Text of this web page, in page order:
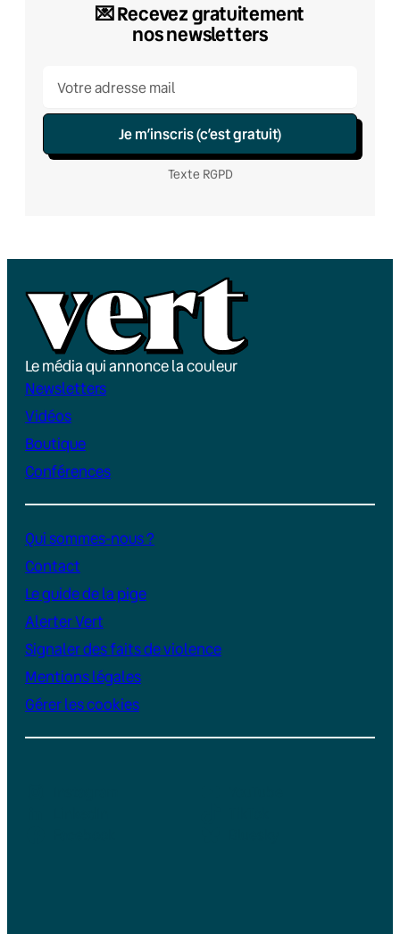
💌 Recevez gratuitement
nos newsletters
Je m’inscris (c’est gratuit)
Texte RGPD
Le média qui annonce la couleur
Newsletters
Vidéos
Boutique
Conférences
Qui sommes-nous ?
Contact
Le guide de la pige
Alerter Vert
Signaler des faits de violence
Mentions légales
Gérer les cookies